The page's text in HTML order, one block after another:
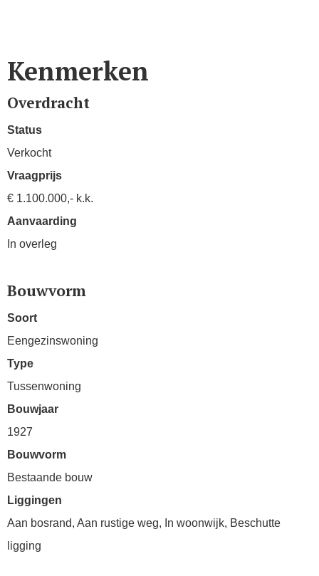
Kenmerken
Overdracht
Status
Verkocht
Vraagprijs
€ 1.100.000,- k.k.
Aanvaarding
In overleg
Bouwvorm
Soort
Eengezinswoning
Type
Tussenwoning
Bouwjaar
1927
Bouwvorm
Bestaande bouw
Liggingen
Aan bosrand, Aan rustige weg, In woonwijk, Beschutte
ligging